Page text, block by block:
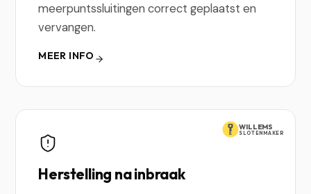
meerpuntssluitingen correct geplaatst en
vervangen.
MEER INFO
WILLEMS
SLOTENMAKER
Herstelling na inbraak